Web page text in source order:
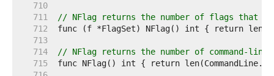
   710
   711
// NFlag returns the number of flags that
   712
   713
   714
// NFlag returns the number of command-
   715